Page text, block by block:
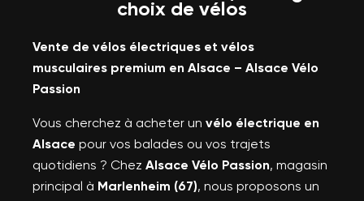
choix de vélos
Vente de vélos électriques et vélos
musculaires premium en Alsace – Alsace Vélo
Passion
Vous cherchez à acheter un vélo électrique en
Alsace pour vos balades ou vos trajets
quotidiens ? Chez Alsace Vélo Passion, magasin
principal à Marlenheim (67), nous proposons un